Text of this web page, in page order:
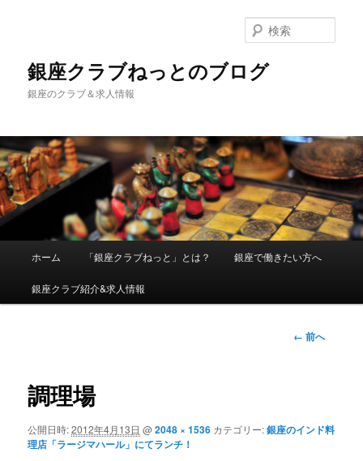
銀座クラブねっとのブログ
銀座のクラブ＆求人情報
索
メインコンテンツへ移動
ホーム 「銀座クラブねっと」とは？ 銀座で働きたい方へ
銀座クラブ紹介&求人情報
画像ナビ
← 前へ
調理場
公開日時:2012年4月13日 @2048 × 1536 カテゴリー:銀座のインド料
理店「ラージマハール」にてランチ！